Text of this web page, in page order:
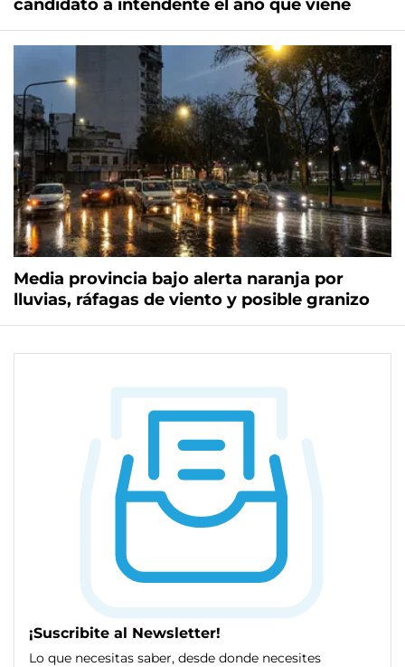
candidato a intendente el año que viene
Media provincia bajo alerta naranja por
lluvias, ráfagas de viento y posible granizo
¡Suscribite al Newsletter!
Lo que necesitas saber, desde donde necesites